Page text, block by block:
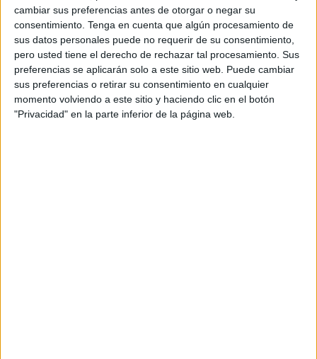
cambiar sus preferencias antes de otorgar o negar su
consentimiento. Tenga en cuenta que algún procesamiento de
sus datos personales puede no requerir de su consentimiento,
pero usted tiene el derecho de rechazar tal procesamiento. Sus
preferencias se aplicarán solo a este sitio web. Puede cambiar
sus preferencias o retirar su consentimiento en cualquier
momento volviendo a este sitio y haciendo clic en el botón
"Privacidad" en la parte inferior de la página web.
si cabe cuando son niños y niñas que en muchas
ocasiones relacionan las actividades con los espacios, a
través de las anticipaciones y los tableros de
comunicación.
Desde el centro educativo señalan que llevaban “años
esperando” a que se acometiera estos trabajos en el patio